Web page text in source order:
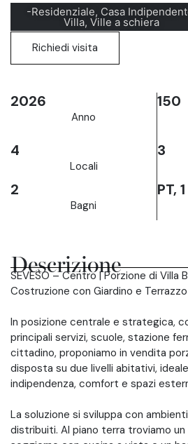
-Residenziale, Casa
Villa, Ville a schiera
Richiedi visita
2026
Anno
150
4
Locali
3
2
Bagni
PT, 1
Descrizione
SEVESO – Centro | Porzione di Villa
Costruzione con Giardino e Terrazzo
In posizione centrale e strategica,
principali servizi, scuole, stazione
cittadino, proponiamo in vendita
disposta su due livelli abitativi,
indipendenza, comfort e spazi
La soluzione si sviluppa con
distribuiti. Al piano terra troviamo un